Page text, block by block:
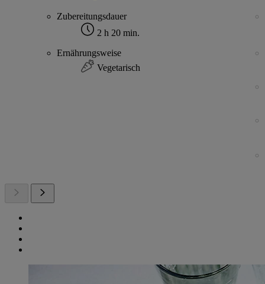
Zubereitungsdauer
2 h 20 min.
Ernährungsweise
Vegetarisch